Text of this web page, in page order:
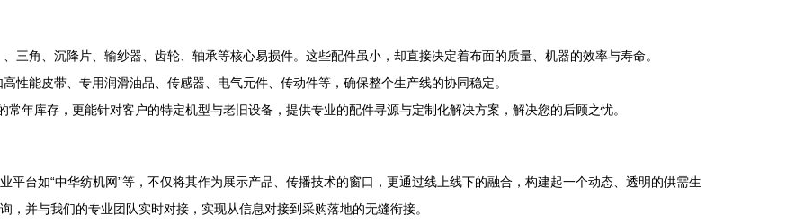
三角、沉降片、输纱器、齿轮、轴承等核心易损件。这些配件虽小，却直接决定着布面的质量、机器的效率与寿命。
性能皮带、专用润滑油品、传感器、电气元件、传动件等，确保整个生产线的协同稳定。
年库存，更能针对客户的特定机型与老旧设备，提供专业的配件寻源与定制化解决方案，解决您的后顾之忧。
台如“中华纺机网”等，不仅将其作为展示产品、传播技术的窗口，更通过线上线下的融合，构建起一个动态、透明的供需生
并与我们的专业团队实时对接，实现从信息对接到采购落地的无缝衔接。